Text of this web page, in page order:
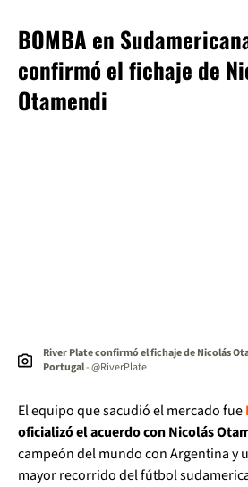
BOMBA en
confirmó el fichaje de
Otamendi
River Plate confirmó el fichaje de Nicolás
Portugal- @RiverPlate
El equipo que sacudió el mercado fue
oficializó el acuerdo con Nicolás
campeón del mundo con Argentina y
mayor recorrido del fútbol